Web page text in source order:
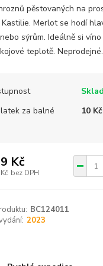
pěstovaných na
Merlot se hodí
sýrům. Ideálně si
teplotě.
za balné
10 Kč
Kč
bez DPH
BC124011
2023